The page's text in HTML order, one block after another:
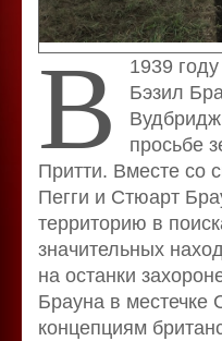
В
1939
Бэзил
просьбе
Притти. Вместе со
Пегги и Стюарт
территорию в
значительных
на останки
Брауна в местечке
концепциям